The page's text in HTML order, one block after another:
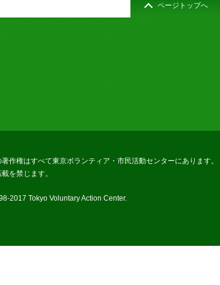
ページトップへ
著作権はすべて東京ボランティア・市民活動センターにあります。
を禁じます。
2017 Tokyo Voluntary Action Center.